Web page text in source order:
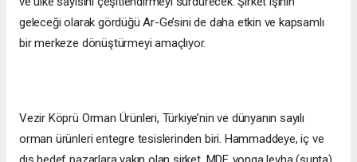
geleceği olarak gördüğü Ar-Ge’sini de daha etkin ve kapsamlı
bir merkeze dönüştürmeyi amaçlıyor.
Vezir Köprü Orman Ürünleri, Türkiye’nin ve dünyanın sayılı
orman ürünleri entegre tesislerinden biri. Hammaddeye, iç ve